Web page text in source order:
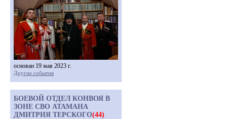
основан 19 мая 2023 г.
Другие события
БОЕВОЙ ОТДЕЛ КОНВОЯ В
ЗОНЕ СВО АТАМАНА
ДМИТРИЯ ТЕРСКОГО(44)